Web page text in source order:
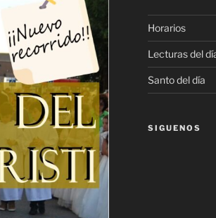
Horarios
Lecturas del
Santo del día
SIGUENOS